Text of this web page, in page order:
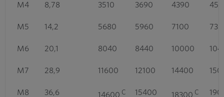
M4 8,78 3510 3690 4390
M5 14,2 5680 5960 7100
M6 20,1 8040 8440 10000
M7 28,9 11600 12100 14400
M8 36,6 14600 C 15400 18300 C